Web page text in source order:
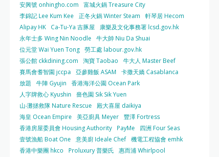
安興號 onhingho.com
富城火鍋 Treasure City
李錦記 Lee Kum Kee
正冬火鍋 Winter Steam
軒琴居 Hecom
Alipay HK
Ca-Tu-Ya 吉豚屋
康樂及文化事務署 lcsd.gov.hk
永年士多 Wing Nin Noodle
牛大帥 Niu Da Shuai
位元堂 Wai Yuen Tong 勞工處 labour.gov.hk
張公館 ckkdining.com
淘寶 Taobao
牛大人 Master Beef
賽馬會耆智園 jccpa
亞參雞飯 ASAM
卡撒天嬌 Casablanca
放題
牛陣 Gyujin
香港海洋公園 Ocean Park
人字牌救心 Kyushin
嗇色園 Sik Sik Yuen
山‧灘拯救隊 Nature Rescue
殿大喜屋 daikiya
海皇 Ocean Empire
美亞廚具 Meyer 豐澤 Fortress
香港房屋委員會 Housing Authority PayMe
四洲 Four Seas
壹號漁船 Boat One
意美廚 Ideale Chef 機電工程協會 emhk
香港中樂團 hkco
Proluxury 普樂氏
惠而浦 Whirlpool